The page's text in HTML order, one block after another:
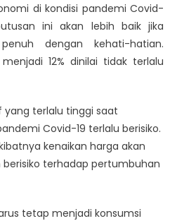
di kondisi pandemi Covid-
ini akan lebih baik jika
dengan kehati-hatian.
12% dinilai tidak terlalu
yang terlalu tinggi saat
Covid-19 terlalu berisiko.
kenaikan harga akan
berisiko terhadap pertumbuhan
tetap menjadi konsumsi